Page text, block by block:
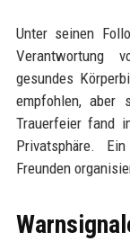
Unter seinen
Verantwortung
gesundes
empfohlen, aber
Trauerfeier fand
Privatsphäre.
Freunden